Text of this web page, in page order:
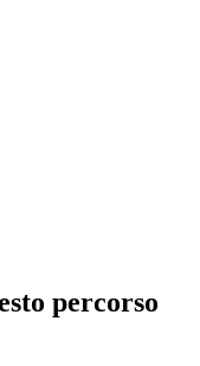
percorso